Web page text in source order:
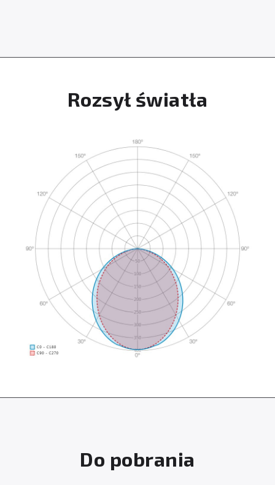
Rozsył światła
Do pobrania